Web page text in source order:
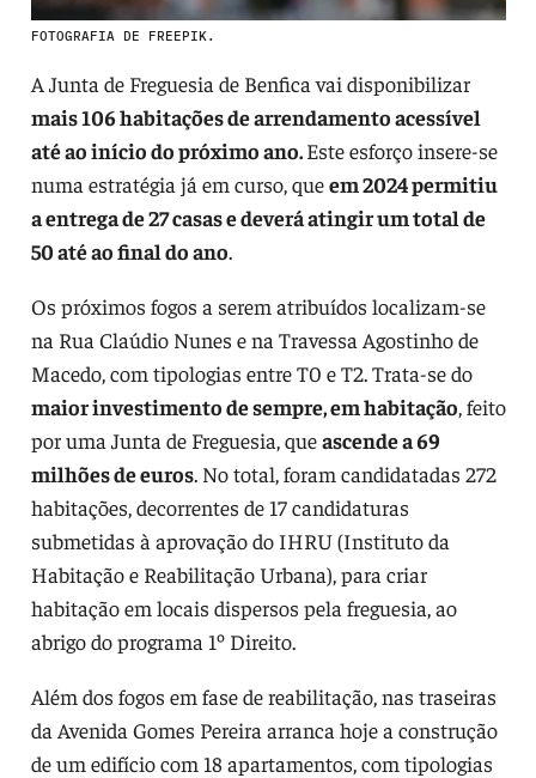
FOTOGRAFIA DE FREEPIK.
A Junta de Freguesia de Benfica vai disponibilizar
mais 106 habitações de arrendamento acessível
até ao início do próximo ano.Este esforço insere-se
numa estratégia já em curso, queem 2024 permitiu
a entrega de 27 casas e deverá atingir um total de
50 até ao final do ano.
Os próximos fogos a serem atribuídos localizam-se
na Rua Claúdio Nunes e na Travessa Agostinho de
Macedo, com tipologias entre T0 e T2. Trata-se do
maior investimento de sempre, em habitação, feito
por uma Junta de Freguesia, queascende a 69
milhões de euros. No total, foram candidatadas 272
habitações, decorrentes de 17 candidaturas
submetidas à aprovação do IHRU (Instituto da
Habitação e Reabilitação Urbana), para criar
habitação em locais dispersos pela freguesia, ao
abrigo do programa 1º Direito.
Além dos fogos em fase de reabilitação, nas traseiras
da Avenida Gomes Pereira arranca hoje a construção
de um edifício com 18 apartamentos, com tipologias